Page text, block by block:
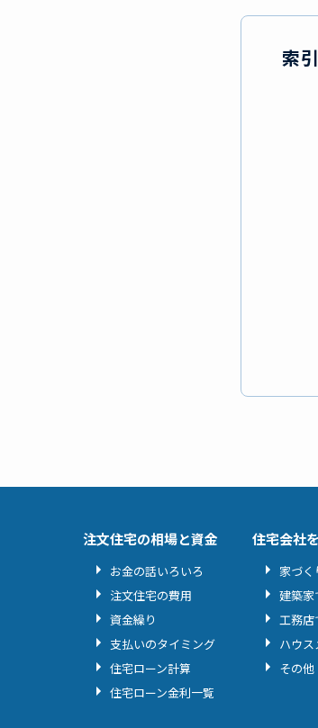
索引
注文住宅の相場と資金
お金の話いろいろ
注文住宅の費用
資金繰り
支払いのタイミング
住宅ローン計算
住宅ローン金利一覧
住宅会社
家づ
建築家
工務店
ハウス
その他